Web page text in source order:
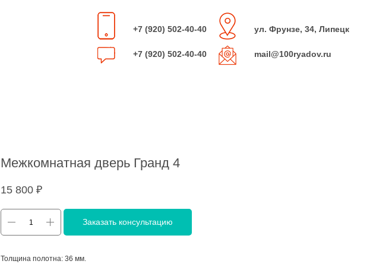
+7 (920) 502-40-40
+7 (920) 502-40-40
ул. Фрунзе, 34, Липецк
mail@100ryadov.ru
Межкомнатная дверь Гранд 4
15 800 ₽
Заказать консультацию
Толщина полотна: 36 мм.